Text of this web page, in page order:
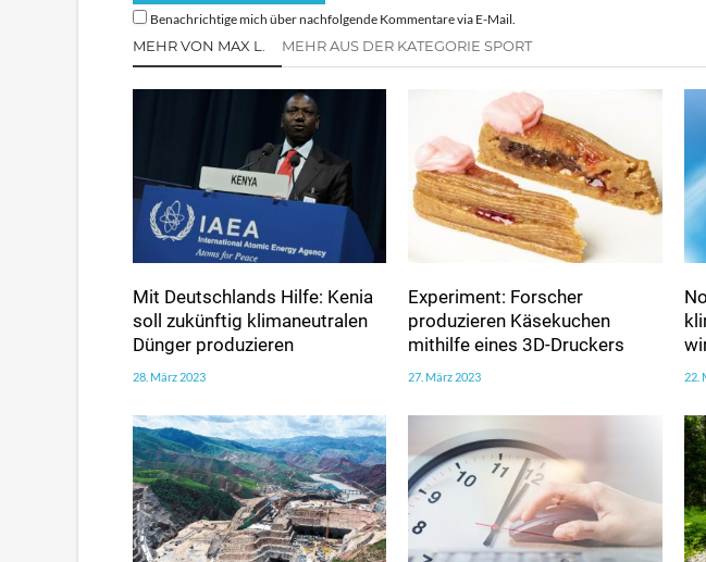
Benachrichtige mich über nachfolgende Kommentare via E-Mail.
MEHR VON MAX L. MEHR AUS DER KATEGORIE SPORT
Mit Deutschlands Hilfe: Kenia
soll zukünftig klimaneutralen
Dünger produzieren
28. März 2023
Experiment: Forscher
produzieren Käsekuchen
mithilfe eines 3D-Druckers
27. März 2023 22.